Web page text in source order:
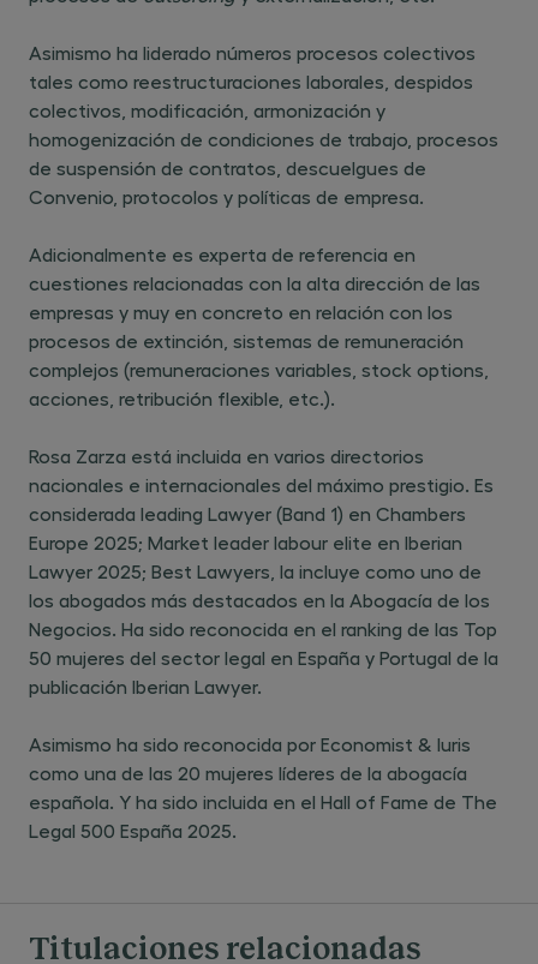
Asimismo ha liderado números procesos colectivos
tales como reestructuraciones laborales, despidos
colectivos, modificación, armonización y
homogenización de condiciones de trabajo, procesos
de suspensión de contratos, descuelgues de
Convenio, protocolos y políticas de empresa.
Adicionalmente es experta de referencia en
cuestiones relacionadas con la alta dirección de las
empresas y muy en concreto en relación con los
procesos de extinción, sistemas de remuneración
complejos (remuneraciones variables, stock options,
acciones, retribución flexible, etc.).
Rosa Zarza está incluida en varios directorios
nacionales e internacionales del máximo prestigio. Es
considerada leading Lawyer (Band 1) en Chambers
Europe 2025; Market leader labour elite en Iberian
Lawyer 2025; Best Lawyers, la incluye como uno de
los abogados más destacados en la Abogacía de los
Negocios. Ha sido reconocida en el ranking de las Top
50 mujeres del sector legal en España y Portugal de la
publicación Iberian Lawyer.
Asimismo ha sido reconocida por Economist & Iuris
como una de las 20 mujeres líderes de la abogacía
española. Y ha sido incluida en el Hall of Fame de The
Legal 500 España 2025.
Titulaciones relacionadas